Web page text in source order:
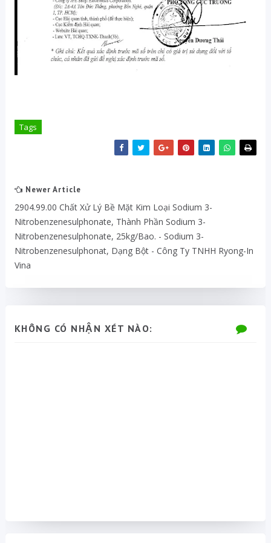
Tags
Newer Article
2904.99.00 Chất Xử Lý Bề Mặt Kim Loại Sodium 3-
Nitrobenzenesulphonate, Thành Phần Sodium 3-
Nitrobenzenesulphonate, 25kg/bao. - Sodium 3-
Nitrobenzenesulphonat, Dạng Bột - Công Ty TNHH Ryong-In
Vina
KHÔNG CÓ NHẬN XÉT NÀO: